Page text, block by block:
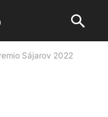
Sájarov 2022